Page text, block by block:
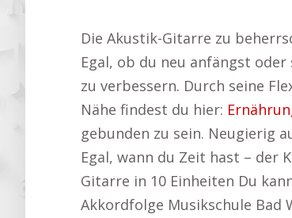
Die Akustik-Gitarre zu
Egal, ob du neu anfängst
zu verbessern. Durch seine
Nähe findest du hier:
gebunden zu sein. Neugierig
Egal, wann du Zeit hast – der
Gitarre in 10 Einheiten Du
Akkordfolge Musikschule Bad